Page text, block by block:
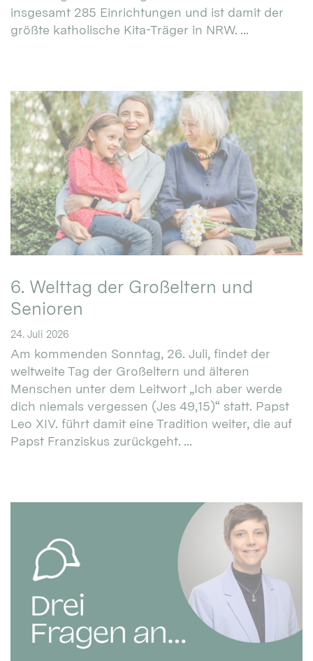
insgesamt 285 Einrichtungen und ist damit der
größte katholische Kita-Träger in NRW. ...
6. Welttag der Großeltern und
Senioren
24. Juli 2026
Am kommenden Sonntag, 26. Juli, findet der
weltweite Tag der Großeltern und älteren
Menschen unter dem Leitwort „Ich aber werde
dich niemals vergessen (Jes 49,15)“ statt. Papst
Leo XIV. führt damit eine Tradition weiter, die auf
Papst Franziskus zurückgeht. ...